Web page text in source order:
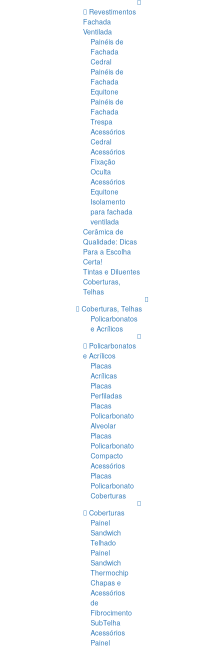
Revestimentos
Fachada
Ventilada
Painéis de
Fachada
Cedral
Painéis de
Fachada
Equitone
Painéis de
Fachada
Trespa
Acessórios
Cedral
Acessórios
Fixação
Oculta
Acessórios
Equitone
Isolamento
para fachada
ventilada
Cerâmica de
Qualidade: Dicas
Para a Escolha
Certa!
Tintas e Diluentes
Coberturas,
Telhas
Coberturas, Telhas
Policarbonatos
e Acrílicos
Policarbonatos
e Acrílicos
Placas
Acrílicas
Placas
Perfiladas
Placas
Policarbonato
Alveolar
Placas
Policarbonato
Compacto
Acessórios
Placas
Policarbonato
Coberturas
Coberturas
Painel
Sandwich
Telhado
Painel
Sandwich
Thermochip
Chapas e
Acessórios
de
Fibrocimento
SubTelha
Acessórios
Painel